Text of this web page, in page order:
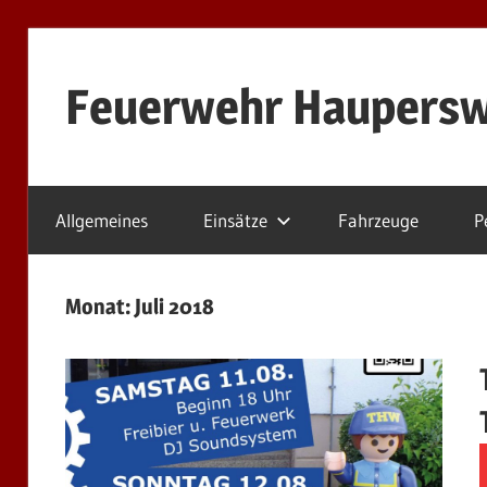
springenFeuerwehr
finden
Sie
die
der
Feuerwehr
Löschbezirk
Haupersweiler.
Wir
Allgemeines Einsätze Fahrzeuge
Monat: Juli 2018